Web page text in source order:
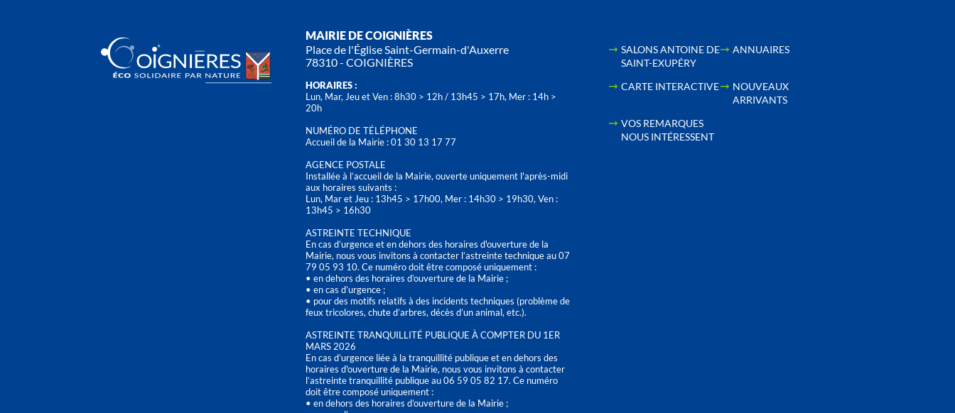
MAIRIE DE COIGNIÈRES
Place de l'Église Saint-Germain-d'Auxerre
78310 - COIGNIÈRES
HORAIRES :
Lun, Mar, Jeu et Ven : 8h30 > 12h / 13h45 > 17h, Mer : 14h >
20h
NUMÉRO DE TÉLÉPHONE
Accueil de la Mairie : 01 30 13 17 77
AGENCE POSTALE
Installée à l’accueil de la Mairie, ouverte uniquement l'après-midi
aux horaires suivants :
Lun, Mar et Jeu : 13h45 > 17h00, Mer : 14h30 > 19h30, Ven :
13h45 > 16h30
ASTREINTE TECHNIQUE
En cas d’urgence et en dehors des horaires d'ouverture de la
Mairie, nous vous invitons à contacter l’astreinte technique au 07
79 05 93 10. Ce numéro doit être composé uniquement :
• en dehors des horaires d’ouverture de la Mairie ;
• en cas d’urgence ;
• pour des motifs relatifs à des incidents techniques (problème de
feux tricolores, chute d’arbres, décès d’un animal, etc.).
ASTREINTE TRANQUILLITÉ PUBLIQUE À COMPTER DU 1ER
MARS 2026
En cas d’urgence liée à la tranquillité publique et en dehors des
horaires d'ouverture de la Mairie, nous vous invitons à contacter
l’astreinte tranquillité publique au 06 59 05 82 17. Ce numéro
doit être composé uniquement :
• en dehors des horaires d’ouverture de la Mairie ;
SALONS ANTOINE DE
SAINT-EXUPÉRY
ANNUAIRES
CARTE INTERACTIVE
NOUVEAUX
ARRIVANTS
VOS REMARQUES
NOUS INTÉRESSENT